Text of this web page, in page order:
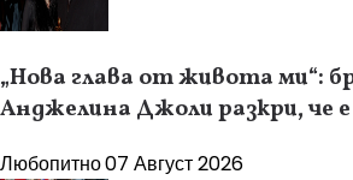
„Нова глава от живота ми“:
Анджелина Джоли разкри, че
Любопитно07 Август 2026